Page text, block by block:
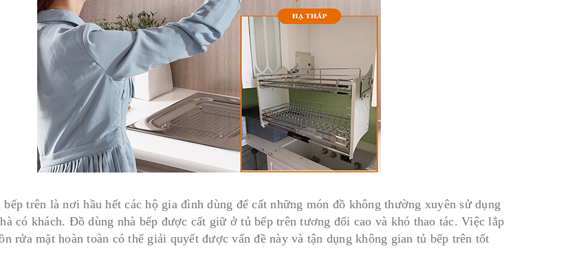
trên là nơi hầu hết các hộ gia đình dùng để cất những món đồ không thường xuyên sử dụng
có khách. Đồ dùng nhà bếp được cất giữ ở tủ bếp trên tương đối cao và khó thao tác. Việc lắp
rửa mặt hoàn toàn có thể giải quyết được vấn đề này và tận dụng không gian tủ bếp trên tốt